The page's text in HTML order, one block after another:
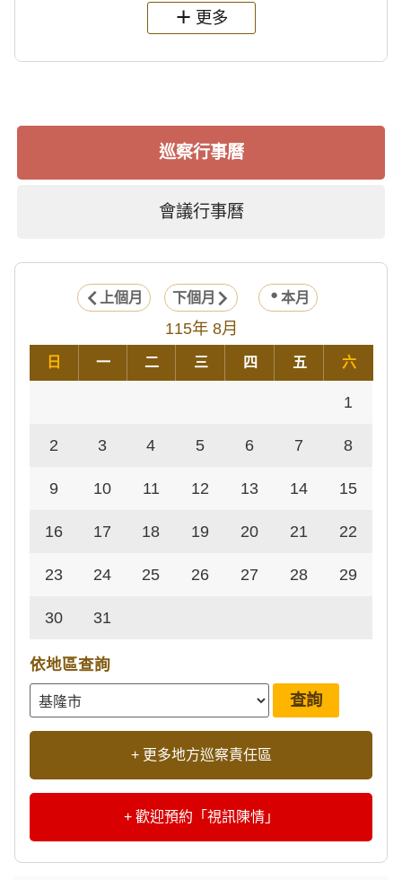
過世後，總統府於89年間函請其家屬
繼續留住
更多
巡察行事曆
會議行事曆
上個月 下個月 本月
115年 8月
日 一 二 三 四 五 六
1
2 3 4 5 6 7 8
9 10 11 12 13 14 15
16 17 18 19 20 21 22
23 24 25 26 27 28 29
30 31
依地區查詢
+ 更多地方巡察責任區
+ 歡迎預約「視訊陳情」